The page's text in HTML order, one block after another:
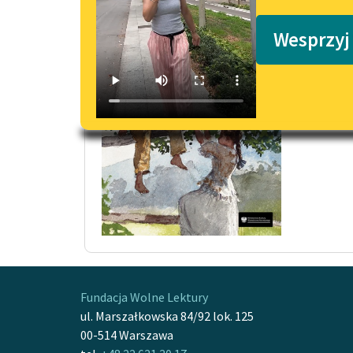
Co
W tej
Fundacja Wolne Lektury
ul. Marszałkowska 84/92 lok. 125
00-514 Warszawa